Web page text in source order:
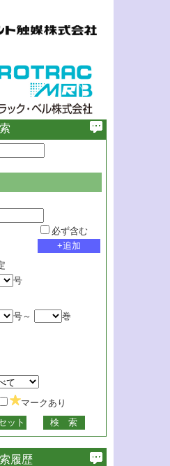
必ず含む
号
号～
巻
マークあり
履歴